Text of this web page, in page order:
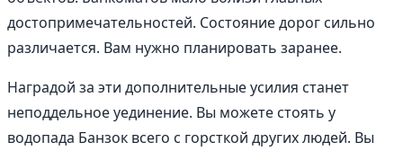
достопримечательностей. Состояние дорог сильно
различается. Вам нужно планировать заранее.
Наградой за эти дополнительные усилия станет
неподдельное уединение. Вы можете стоять у
водопада Банзок всего с горсткой других людей. Вы